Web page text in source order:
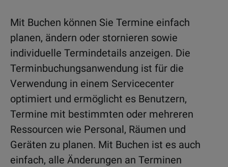
Mit Buchen können Sie Termine einfach
planen, ändern oder stornieren sowie
individuelle Termindetails anzeigen. Die
Terminbuchungsanwendung ist für die
Verwendung in einem Servicecenter
optimiert und ermöglicht es Benutzern,
Termine mit bestimmten oder mehreren
Ressourcen wie Personal, Räumen und
Geräten zu planen. Mit Buchen ist es auch
einfach, alle Änderungen an Terminen